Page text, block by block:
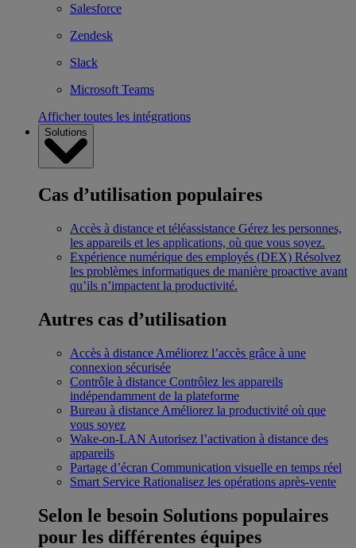
Salesforce
Zendesk
Slack
Microsoft Teams
Afficher toutes les intégrations
Solutions
Cas d’utilisation populaires
Accès à distance et téléassistance Gérez les personnes,
les appareils et les applications, où que vous soyez.
Expérience numérique des employés (DEX) Résolvez
les problèmes informatiques de manière proactive avant
qu’ils n’impactent la productivité.
Autres cas d’utilisation
Accès à distance Améliorez l’accès grâce à une
connexion sécurisée
Contrôle à distance Contrôlez les appareils
indépendamment de la plateforme
Bureau à distance Améliorez la productivité où que
vous soyez
Wake-on-LAN Autorisez l’activation à distance des
appareils
Partage d’écran Communication visuelle en temps réel
Smart Service Rationalisez les opérations après-vente
Selon le besoin Solutions populaires
pour les différentes équipes